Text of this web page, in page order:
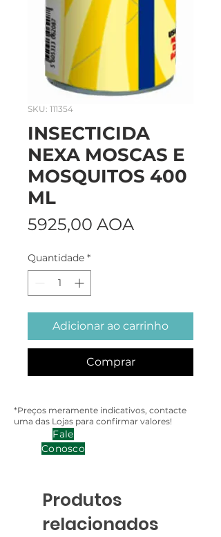
SKU: 111354
INSECTICIDA
NEXA MOSCAS E
MOSQUITOS 400
ML
5925,00 AOA
Quantidade *
Adicionar ao carrinho
Comprar
*Preços meramente indicativos, contacte
uma das Lojas para confirmar valores!
Fale
Conosco
Produtos
relacionados